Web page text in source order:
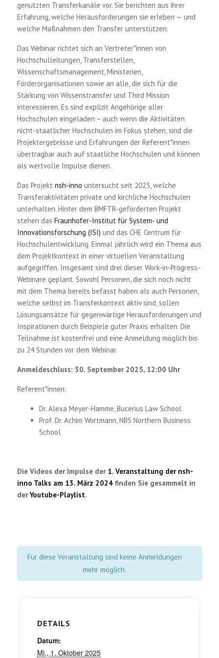
genutzten Transferkanäle vor. Sie berichten aus ihrer
Erfahrung, welche Herausforderungen sie erleben — und
welche Maßnahmen den Transfer unterstützen.
Das Webinar richtet sich an Vertreter*innen von
Hochschulleitungen, Transferstellen,
Wissenschaftsmanagement, Ministerien,
Förderorganisationen sowie an alle, die sich für die
Stärkung von Wissenstransfer und Third Mission
interessieren. Es sind explizit Angehörige aller
Hochschulen eingeladen – auch wenn die Aktivitäten
nicht-staatlicher Hochschulen im Fokus stehen, sind die
Projektergebnisse und Erfahrungen der Referent*innen
übertragbar auch auf staatliche Hochschulen und können
als wertvolle Impulse dienen.
Das Projekt nsh-inno untersucht seit 2023, welche
Transferaktivitäten private und kirchliche Hochschulen
unterhalten. Hinter dem BMFTR-geförderten Projekt
stehen das Fraunhofer-Institut für System- und
Innovationsforschung (ISI) und das CHE Centrum für
Hochschulentwicklung. Einmal jährlich wird ein Thema aus
dem Projektkontext in einer virtuellen Veranstaltung
aufgegriffen. Insgesamt sind drei dieser Work-in-Progress-
Webinare geplant. Sowohl Personen, die sich noch nicht
mit dem Thema bereits befasst haben als auch Personen,
welche selbst im Transferkontext aktiv sind, sollen
Lösungsansätze für gegenwärtige Herausforderungen und
Inspirationen durch Beispiele guter Praxis erhalten. Die
Teilnahme ist kostenfrei und eine Anmeldung möglich bis
zu 24 Stunden vor dem Webinar.
Anmeldeschluss: 30. September 2025, 12:00 Uhr
Referent*innen:
Dr. Alexa Meyer-Hamme, Bucerius Law School
Prof. Dr. Achim Wortmann, NBS Northern Business
School
Die Videos der Impulse der 1. Veranstaltung der nsh-
inno Talks am 13. März 2024 finden Sie gesammelt in
derYoutube-Playlist.
Für diese Veranstaltung sind keine Anmeldungen
mehr möglich.
DETAILS
Datum:
Mi., 1. Oktober 2025